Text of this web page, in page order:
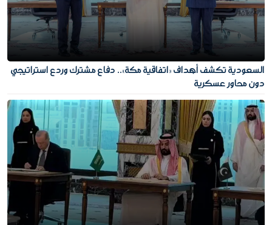
السعودية تكشف أهداف «اتفاقية مكة».. دفاع مشترك وردع استراتيجي
دون محاور عسكرية